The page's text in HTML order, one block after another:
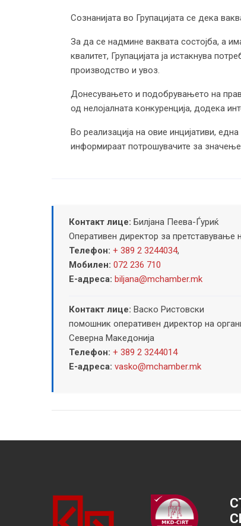
Сознанијата во Групацијата се дека
За да се надмине ваквата состојба, а
квалитет, Групацијата ја истакнува
производство и увоз.
Донесувањето и подобрувањето на
од нелојалната конкуренција, додека
Во реализација на овие инцијативи,
информираат потрошувачите за
Контакт лице: Билјана Пеева-Ѓуриќ
Оперативен директор за претставување
Телефон: + 389 2 3244034,
Мобилен: 072 236 710
Е-адреса: biljana@mchamber.mk
Контакт лице: Васко Ристовски
помошник оперативен директор на
Северна Македонија
Телефон: + 389 2 3244014
Е-адреса: vasko@mchamber.mk